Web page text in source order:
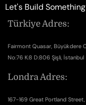
Let's Build
Türkiye Adres:
Fairmont Quasar, Büyükdere
No:76 K:8 D:806 Şişli, İstanbul
Londra Adres:
167-169 Great Portland